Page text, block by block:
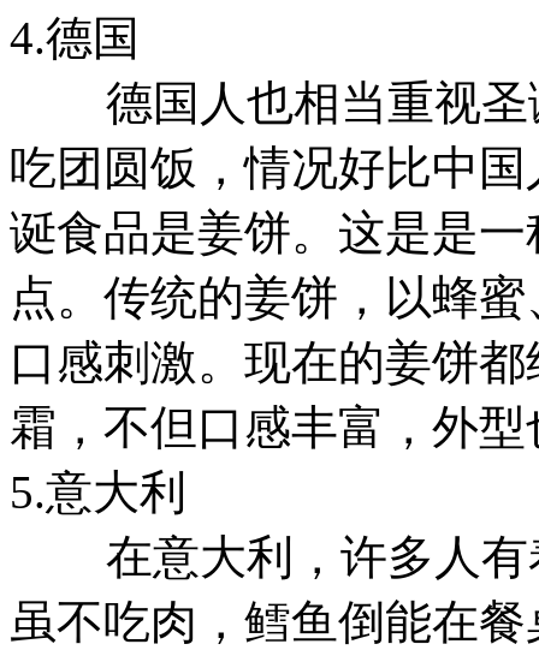
4.德国
德国人也相当重视圣
吃团圆饭，情况好比中
诞食品是姜饼。这是是
点。传统的姜饼，以蜂
口感刺激。现在的姜饼
霜，不但口感丰富，外
5.意大利
在意大利，许多人有
虽不吃肉，鳕鱼倒能在